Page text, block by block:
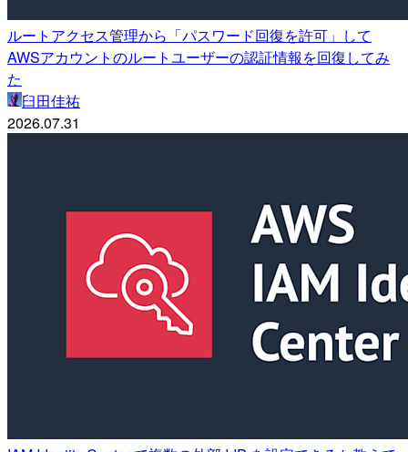
ルートアクセス管理から「パスワード回復を許可」して
AWSアカウントのルートユーザーの認証情報を回復してみ
た
臼田佳祐
2026.07.31